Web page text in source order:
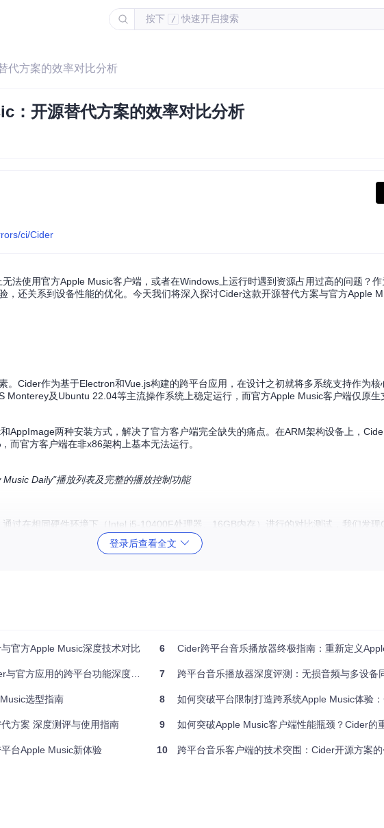
按下 / 快速开启搜索
代方案的效率对比分析
：开源替代方案的效率对比分析
ci/Cider
法使用官方Apple Music客户端，或者在Windows上运行时遇到资源占用过高的问题？作
，还关系到设备性能的优化。今天我们将深入探讨Cider这款开源替代方案与官方Apple
。Cider作为基于Electron和Vue.js构建的跨平台应用，在设计之初就将多系统支持作为核
Monterey及Ubuntu 22.04等主流操作系统上稳定运行，而官方Apple Music客户端仅原
AppImage两种安装方式，解决了官方客户端完全缺失的痛点。在ARM架构设备上，
而官方客户端在非x86架构上基本无法运行。
Daily"播放列表及完整的播放控制功能
过在相同硬件环境下（Intel i5-10400F处理器、16GB内存）进行的对比测试，我们发现
，平均CPU使用率降低28%，启动时间缩短37%。
选项，这是官方客户端无法比拟的优势。开发者可以通过
和持续的更新迭代。GitHub仓库显示，过去6个月内有47位贡献者提交了代码，平均每3.2
作为后盾，但在功能更新速度和问题修复效率上反而不如Cider。开源模式下的透明开发
登录后查看全文
官方Apple Music深度技术对比
官方应用的跨平台功能深度对比
选型指南
方案 深度测评与使用指南
台Apple Music新体验
6 Cider跨平台音乐播放器终极指南：重新定义
7 跨平台音乐播放器深度评测：无损音频与多设备
8 如何突破平台限制打造跨系统Apple Music体验
9 如何突破Apple Music客户端性能瓶颈？Cider的重
10 跨平台音乐客户端的技术突围：Cider开源方案